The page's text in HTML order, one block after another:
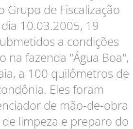
Grupo de Fiscalização
10.03.2005, 19
a condições
na fazenda "Água Boa",
a 100 quilômetros de
Eles foram
de mão-de-obra
limpeza e preparo do